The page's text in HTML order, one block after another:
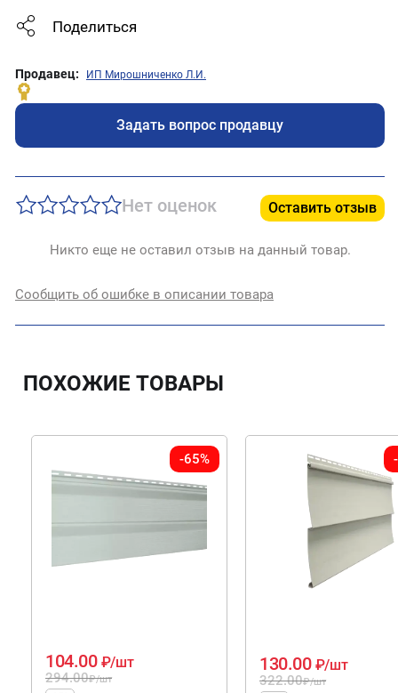
Поделиться
Продавец: ИП Мирошниченко Л.И.
Задать вопрос продавцу
Нет оценок Оставить отзыв
Никто еще не оставил отзыв на данный товар.
Сообщить об ошибке в описании товара
ПОХОЖИЕ ТОВАРЫ
-65%
294.00₽/шт
104.00 ₽/шт
322.00₽/шт
130.00 ₽/шт